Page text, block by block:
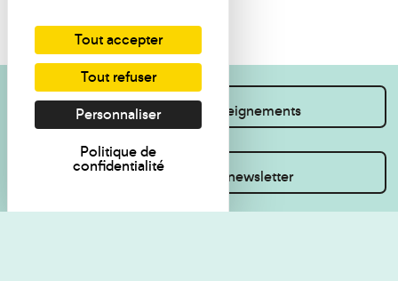
Je souhaite des renseignements
Inscrivez-vous à la newsletter
Tout accepter
Tout refuser
Personnaliser
Politique de
confidentialité